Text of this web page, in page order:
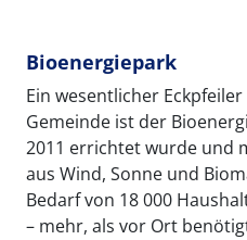
Bioenergiepark
Ein wesentlicher
Gemeinde ist der
2011 errichtet wurde und
aus Wind, Sonne und
Bedarf von 18 000
– mehr, als vor Ort